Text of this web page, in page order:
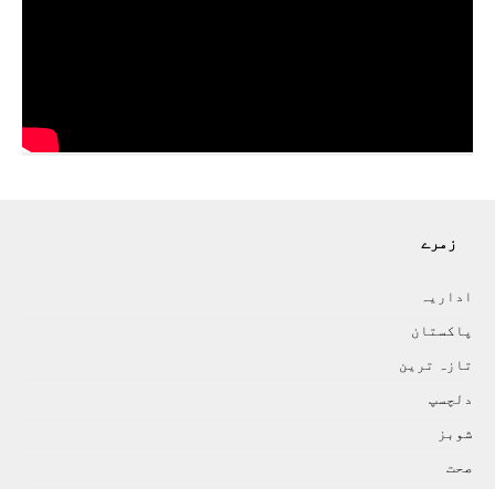
زمرے
اداريہ
پاکستان
تازہ ترين
دلچسپ
شوبز
صحت